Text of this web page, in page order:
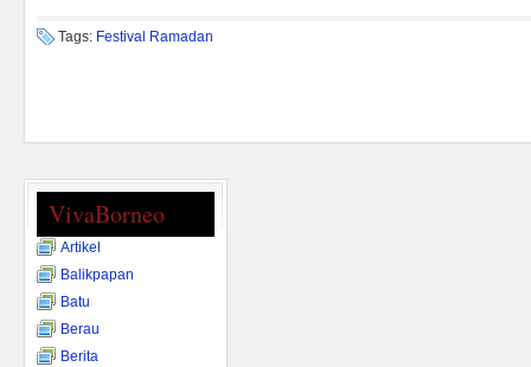
Tags: Festival Ramadan
VivaBorneo
Artikel
Balikpapan
Batu
Berau
Berita